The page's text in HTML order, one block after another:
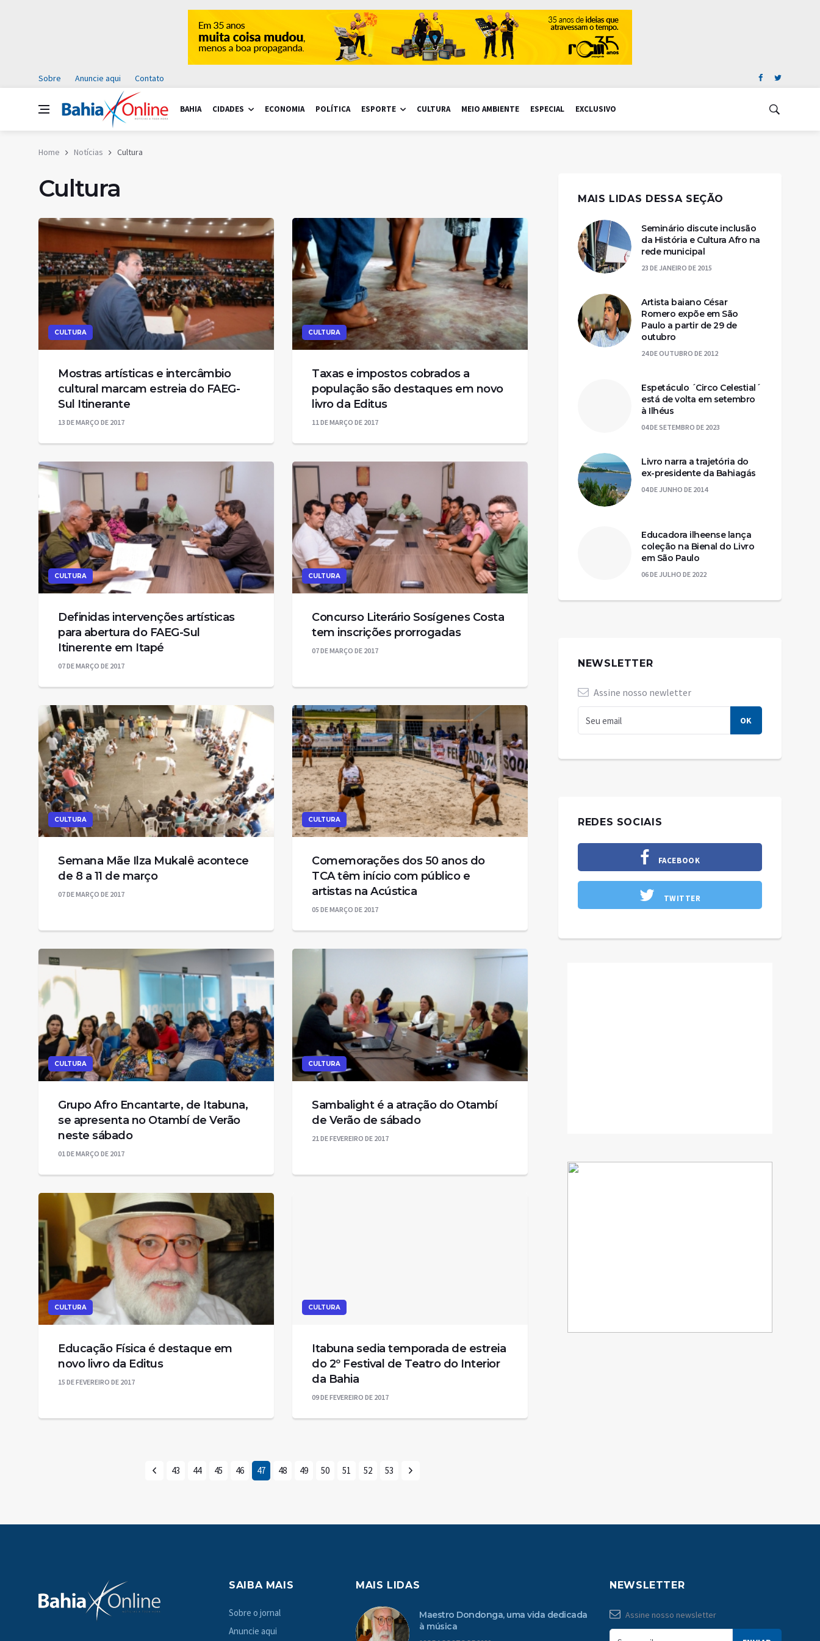
Sobre Anuncie aqui Contato
BAHIA CIDADES ECONOMIA POLÍTICA ESPORTE CULTURA MEIO AMBIENTE ESPECIAL EXCLUSIVO
Home Notícias Cultura
Cultura
CULTURA
Mostras artísticas e intercâmbio
cultural marcam estreia do FAEG-
Sul Itinerante
13 DE MARÇO DE 2017
CULTURA
Taxas e impostos cobrados a
população são destaques em novo
livro da Editus
11 DE MARÇO DE 2017
CULTURA
Definidas intervenções artísticas
para abertura do FAEG-Sul
Itinerente em Itapé
07 DE MARÇO DE 2017
CULTURA
Concurso Literário Sosígenes Costa
tem inscrições prorrogadas
07 DE MARÇO DE 2017
CULTURA
Semana Mãe Ilza Mukalê acontece
de 8 a 11 de março
07 DE MARÇO DE 2017
CULTURA
Comemorações dos 50 anos do
TCA têm início com público e
artistas na Acústica
05 DE MARÇO DE 2017
CULTURA
Grupo Afro Encantarte, de Itabuna,
se apresenta no Otambí de Verão
neste sábado
01 DE MARÇO DE 2017
CULTURA
Sambalight é a atração do Otambí
de Verão de sábado
21 DE FEVEREIRO DE 2017
CULTURA
Educação Física é destaque em
novo livro da Editus
15 DE FEVEREIRO DE 2017
CULTURA
Itabuna sedia temporada de estreia
do 2º Festival de Teatro do Interior
da Bahia
09 DE FEVEREIRO DE 2017
43 44 45 46 47 48 49 50 51 52 53
MAIS LIDAS DESSA SEÇÃO
Seminário discute inclusão
da História e Cultura Afro na
rede municipal
23 DE JANEIRO DE 2015
Artista baiano César
Romero expõe em São
Paulo a partir de 29 de
outubro
24 DE OUTUBRO DE 2012
Espetáculo ´Circo Celestial´
está de volta em setembro
à Ilhéus
04 DE SETEMBRO DE 2023
Livro narra a trajetória do
ex-presidente da Bahiagás
04 DE JUNHO DE 2014
Educadora ilheense lança
coleção na Bienal do Livro
em São Paulo
06 DE JULHO DE 2022
NEWSLETTER
Assine nosso newletter
REDES SOCIAIS
FACEBOOK
TWITTER
SAIBA MAIS
Sobre o jornal
Anuncie aqui
MAIS LIDAS
Maestro Dondonga, uma vida dedicada
à música
NEWSLETTER
Assine nosso newsletter